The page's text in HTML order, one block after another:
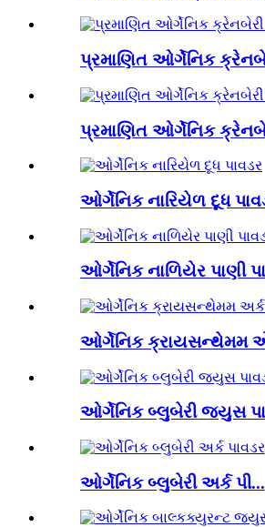
પ્રમાણિત ઓર્ગેનિક
પ્રમાણિત ઓર્ગેનિક
ઓર્ગેનિક નારિયેળ દૂધ
ઓર્ગેનિક નાળિયેર પાણી
ઓર્ગેનિક ક્રાયસન્થેમમ
ઓર્ગેનિક બ્લુબેરી જ્યુસ
ઓર્ગેનિક બ્લુબેરી અર્ક પી...